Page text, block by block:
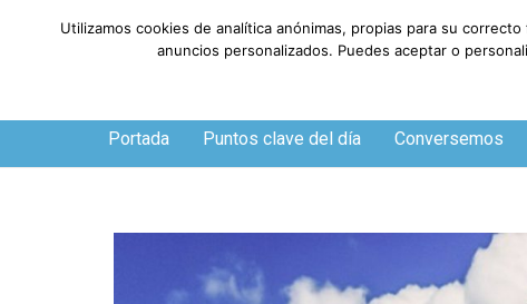
Sábado, 8 de agosto de 2026
Portada Puntos clave del día Conversemos
Utilizamos cookies de analítica anónimas, propias para su
anuncios personalizados. Puedes aceptar o